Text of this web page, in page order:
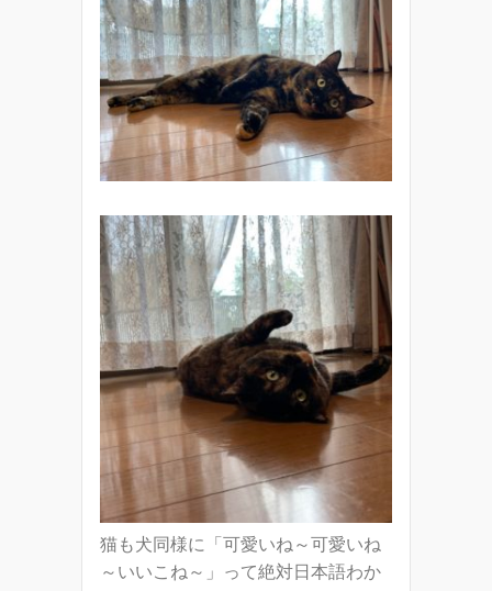
猫も犬同様に「可愛いね～可愛いね
～いいこね～」って絶対日本語わか